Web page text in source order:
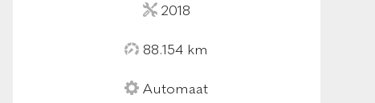
2018
88.154 km
Automaat